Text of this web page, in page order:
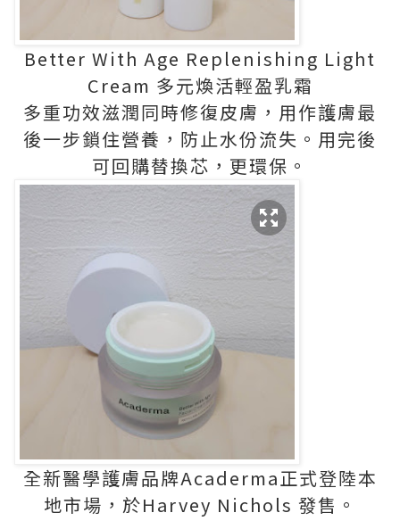
Better With Age Replenishing Light
Cream 多元煥活輕盈乳霜
多重功效滋潤同時修復皮膚，用作護膚最
後一步鎖住營養，防止水份流失。用完後
可回購替換芯，更環保。
全新醫學護膚品牌Acaderma正式登陸本
地市場，於Harvey Nichols 發售。